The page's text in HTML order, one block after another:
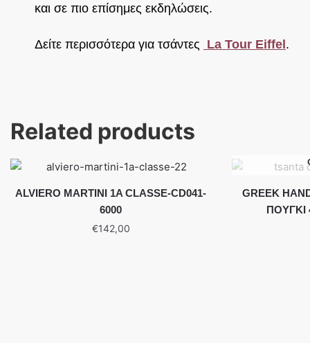
και σε πιο επίσημες εκδηλώσεις.
Δείτε περισσότερα για τσάντες La Tour Eiffel .
Related products
ALVIERO MARTINI 1A CLASSE-CD041-
6000
€142,00
GREEK
ΠΟΥΓΚΙ